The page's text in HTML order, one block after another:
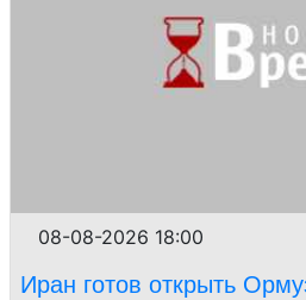
08-08-2026 18:00
Иран готов открыть